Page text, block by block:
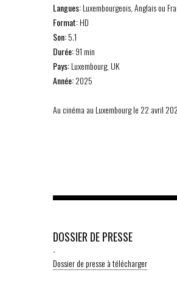
Langues:Luxembourgeois, Anglais ou
Format:HD
Son:5.1
Durée:91 min
Pays:Luxembourg, UK
Année:2025
Au cinéma au Luxembourg le 22 avril
DOSSIER DE PRESSE
-
Dossier de presse à télécharger